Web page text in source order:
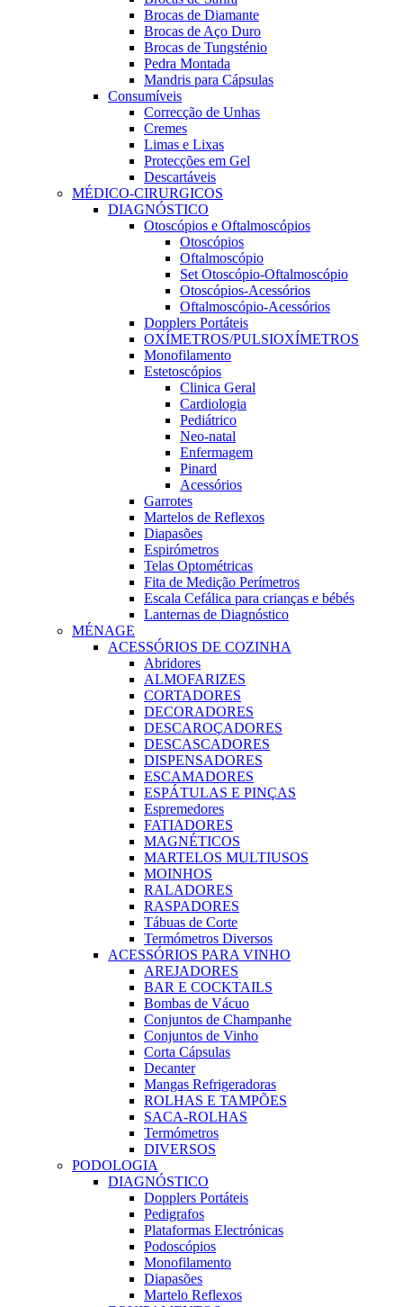
Brocas de Diamante
Brocas de Aço Duro
Brocas de Tungsténio
Pedra Montada
Mandris para Cápsulas
Consumíveis
Correcção de Unhas
Cremes
Limas e Lixas
Protecções em Gel
Descartáveis
MÉDICO-CIRURGICOS
DIAGNÓSTICO
Otoscópios e Oftalmoscópios
Otoscópios
Oftalmoscópio
Set Otoscópio-Oftalmoscópio
Otoscópios-Acessórios
Oftalmoscópio-Acessórios
Dopplers Portáteis
OXÍMETROS/PULSIOXÍMETROS
Monofilamento
Estetoscópios
Clinica Geral
Cardiologia
Pediátrico
Neo-natal
Enfermagem
Pinard
Acessórios
Garrotes
Martelos de Reflexos
Diapasões
Espirómetros
Telas Optométricas
Fita de Medição Perímetros
Escala Cefálica para crianças e bébés
Lanternas de Diagnóstico
MÉNAGE
ACESSÓRIOS DE COZINHA
Abridores
ALMOFARIZES
CORTADORES
DECORADORES
DESCAROÇADORES
DESCASCADORES
DISPENSADORES
ESCAMADORES
ESPÁTULAS E PINÇAS
Espremedores
FATIADORES
MAGNÉTICOS
MARTELOS MULTIUSOS
MOINHOS
RALADORES
RASPADORES
Tábuas de Corte
Termómetros Diversos
ACESSÓRIOS PARA VINHO
AREJADORES
BAR E COCKTAILS
Bombas de Vácuo
Conjuntos de Champanhe
Conjuntos de Vinho
Corta Cápsulas
Decanter
Mangas Refrigeradoras
ROLHAS E TAMPÕES
SACA-ROLHAS
Termómetros
DIVERSOS
PODOLOGIA
DIAGNÓSTICO
Dopplers Portáteis
Pedigrafos
Plataformas Electrónicas
Podoscópios
Monofilamento
Diapasões
Martelo Reflexos